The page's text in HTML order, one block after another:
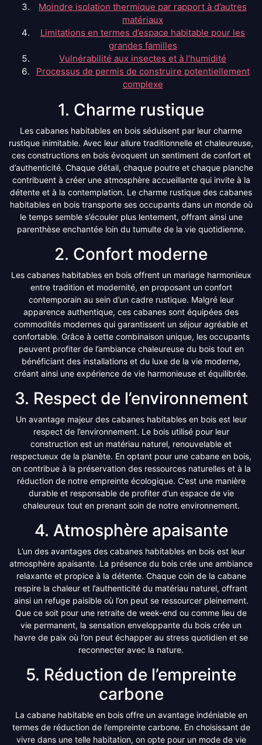
Moindre isolation thermique par rapport à d’autres
matériaux
Limitations en termes d’espace habitable pour les
grandes familles
Vulnérabilité aux insectes et à l’humidité
Processus de permis de construire potentiellement
complexe
1. Charme rustique
Les cabanes habitables en bois séduisent par leur charme
rustique inimitable. Avec leur allure traditionnelle et chaleureuse,
ces constructions en bois évoquent un sentiment de confort et
d’authenticité. Chaque détail, chaque poutre et chaque planche
contribuent à créer une atmosphère accueillante qui invite à la
détente et à la contemplation. Le charme rustique des cabanes
habitables en bois transporte ses occupants dans un monde où
le temps semble s’écouler plus lentement, offrant ainsi une
parenthèse enchantée loin du tumulte de la vie quotidienne.
2. Confort moderne
Les cabanes habitables en bois offrent un mariage harmonieux
entre tradition et modernité, en proposant un confort
contemporain au sein d’un cadre rustique. Malgré leur
apparence authentique, ces cabanes sont équipées des
commodités modernes qui garantissent un séjour agréable et
confortable. Grâce à cette combinaison unique, les occupants
peuvent profiter de l’ambiance chaleureuse du bois tout en
bénéficiant des installations et du luxe de la vie moderne,
créant ainsi une expérience de vie harmonieuse et équilibrée.
3. Respect de l’environnement
Un avantage majeur des cabanes habitables en bois est leur
respect de l’environnement. Le bois utilisé pour leur
construction est un matériau naturel, renouvelable et
respectueux de la planète. En optant pour une cabane en bois,
on contribue à la préservation des ressources naturelles et à la
réduction de notre empreinte écologique. C’est une manière
durable et responsable de profiter d’un espace de vie
chaleureux tout en prenant soin de notre environnement.
4. Atmosphère apaisante
L’un des avantages des cabanes habitables en bois est leur
atmosphère apaisante. La présence du bois crée une ambiance
relaxante et propice à la détente. Chaque coin de la cabane
respire la chaleur et l’authenticité du matériau naturel, offrant
ainsi un refuge paisible où l’on peut se ressourcer pleinement.
Que ce soit pour une retraite de week-end ou comme lieu de
vie permanent, la sensation enveloppante du bois crée un
havre de paix où l’on peut échapper au stress quotidien et se
reconnecter avec la nature.
5. Réduction de l’empreinte
carbone
La cabane habitable en bois offre un avantage indéniable en
termes de réduction de l’empreinte carbone. En choisissant de
vivre dans une telle habitation, on opte pour un mode de vie